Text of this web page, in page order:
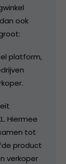
ook
platform,
Hiermee
tot
product
verkoper